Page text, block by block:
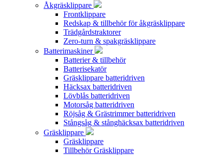
Åkgräsklippare
Frontklippare
Redskap & tillbehör för åkgräsklippare
Trädgårdstraktorer
Zero-turn & spakgräsklippare
Batterimaskiner
Batterier & tillbehör
Batterisekatör
Gräsklippare batteridriven
Häcksax batteridriven
Lövblås batteridriven
Motorsåg batteridriven
Röjsåg & Grästrimmer batteridriven
Stångsåg & stånghäcksax batteridriven
Gräsklippare
Gräsklippare
Tillbehör Gräsklippare